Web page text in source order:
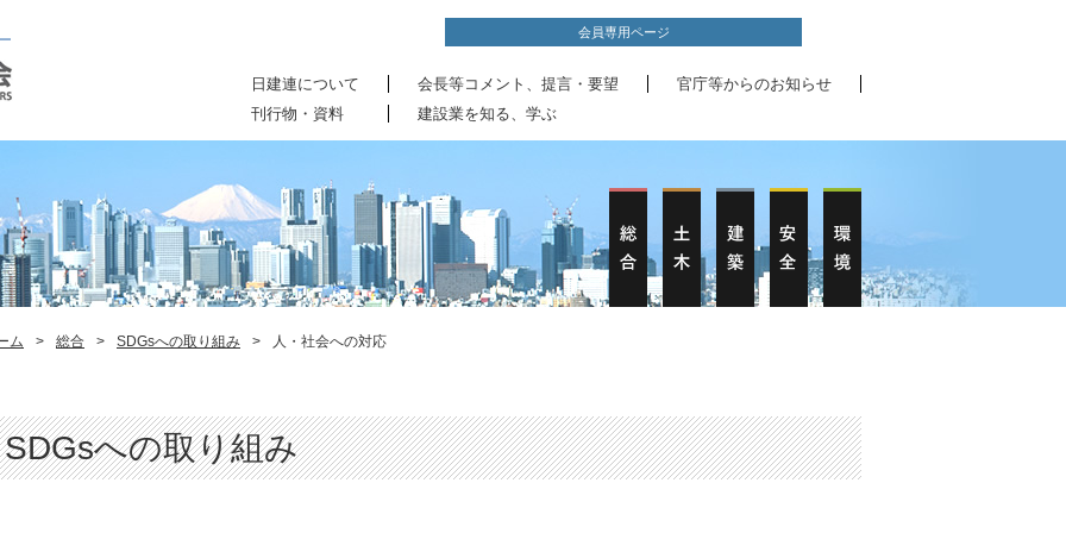
会員専用ページ
日建連について 会長等コメント、提言・要望
官庁等からのお知らせ
刊行物・資料
建設業を知る、学ぶ
ム > 総合 > SDGsへの取り組み > 人・社会への対応
SDGsへの取り組み